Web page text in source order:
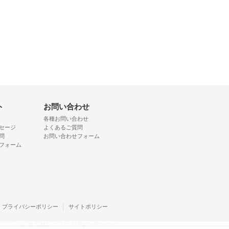
ージ
ォーム
お問い合わせ
各種お問い合わせ
よくあるご質問
お問い合わせフォーム
プライバシーポリシー サイトポリシー